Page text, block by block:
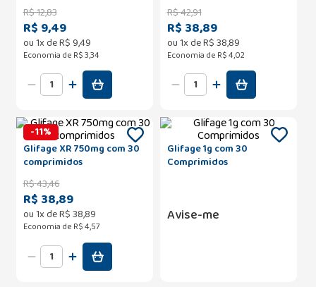
R$12,83
R$ 9,49
ou1x deR$ 9,49
Economia de R$ 3,34
R$42,91
R$ 38,89
ou1x deR$38,89
Economia de R$ 4,02
-11%
Glifage XR 750mg com 30
comprimidos
R$43,46
R$ 38,89
ou1x deR$38,89
Economia de R$ 4,57
Glifage 1g com 30
Comprimidos
Avise-me